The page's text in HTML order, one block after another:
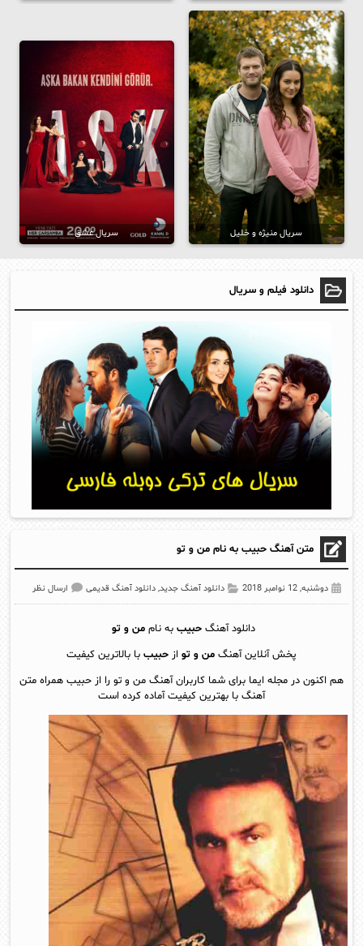
سریال منیژه و خلیل سریال عشق
دانلود فیلم و سریال
متن آهنگ حبیب به نام من و تو
دوشنبه, 12 نوامبر 2018 دانلود آهنگ جدید, دانلود آهنگ قدیمی ارسال نظر
دانلود آهنگحبیب به ناممن و تو
پخش آنلاین آهنگ من و تو از حبیب با بالاترین کیفیت
هم اکنون در مجله ایما برای شما کاربران آهنگ من و تو را از حبیب همراه متن
آهنگ با بهترین کیفیت آماده کرده است